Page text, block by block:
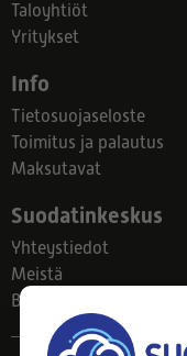
Taloyhtiöt
Yritykset
Info
Tietosuojaseloste
Toimitus ja palautus
Maksutavat
Suodatinkeskus
Yhteystiedot
Meistä
Blogi